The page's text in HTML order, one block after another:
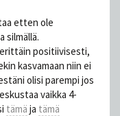
etten ole
silmällä.
positiivisesti,
kasvamaan niin ei
olisi parempi jos
vaikka 4-
tämä ja tämä